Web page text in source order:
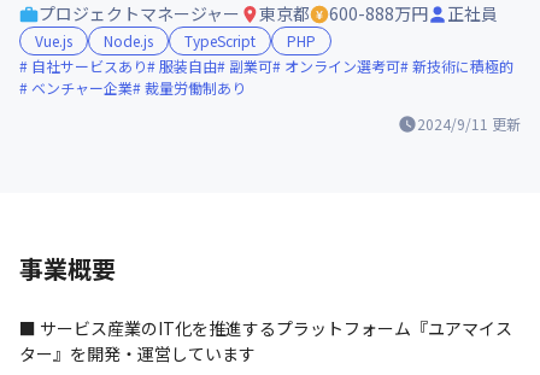
2024/9/11 更新
プロジェクトマネージャー 東京都 600-888万円 正社員
Vue.js Node.js TypeScript
PHP
自社サービスあり
服装自由 副業可 オンライン選考可 新技術に積極的
ベンチャー企業 裁量労働制あり
事業概要
■ サービス産業のIT化を推進するプラットフォーム『ユアマイス
ター』を開発・運営しています